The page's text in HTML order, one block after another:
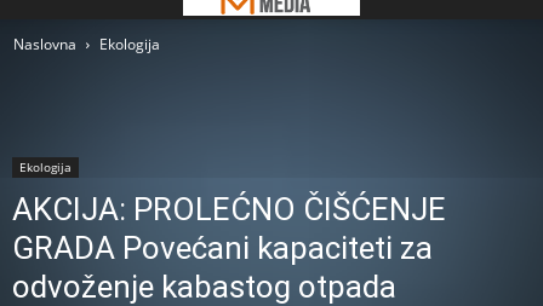
Naslovna Ekologija
Ekologija
AKCIJA: PROLEĆNO ČIŠĆENJE
GRADA Povećani kapaciteti za
odvoženje kabastog otpada